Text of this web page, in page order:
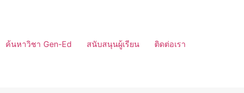
ค้นหาวิชา Gen-Ed สนับสนุนผู้เรียน ติดต่อเรา